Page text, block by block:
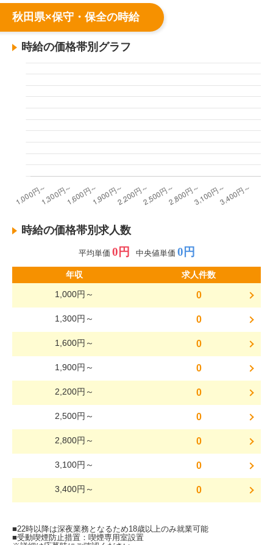
秋田県×保守・保全の時給
時給の価格帯別グラフ
時給の価格帯別求人数
平均単価 0円 中央値単価 0円
年収
求人件数
1,000円～
0
1,300円～ 0
1,600円～ 0
1,900円～ 0
2,200円～ 0
2,500円～ 0
2,800円～ 0
3,100円～ 0
3,400円～ 0